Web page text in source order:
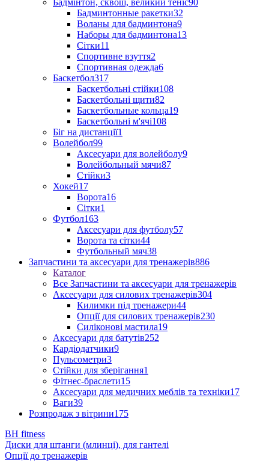
Бадмінтон, сквош, великий теніс90
Бадминтонные ракетки32
Воланы для бадминтона9
Наборы для бадминтона13
Сітки11
Спортивне взуття2
Спортивная одежда6
Баскетбол317
Баскетбольні стійки108
Баскетбольні щити82
Баскетбольные кольца19
Баскетбольні м'ячі108
Біг на дистанції1
Волейбол99
Аксесуари для волейболу9
Волейбольный мячи87
Стійки3
Хокей17
Ворота16
Сітки1
Футбол163
Аксесуари для футболу57
Ворота та сітки44
Футбольный мяч38
Запчастини та аксесуари для тренажерів886
Каталог
Все Запчастини та аксесуари для тренажерів
Аксесуари для силових тренажерів304
Килимки під тренажери44
Опції для силових тренажерів230
Силіконові мастила19
Аксесуари для батутів252
Кардіодатчики9
Пульсометри3
Стійки для зберігання1
Фітнес-браслети15
Аксесуари для медичних меблів та техніки17
Ваги39
Розпродаж з вітрини175
BH fitness
Диски для штанги (млинці), для гантелі
Опції до тренажерів